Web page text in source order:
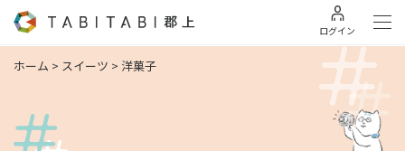
ログイン
ホーム > スイーツ > 洋菓子